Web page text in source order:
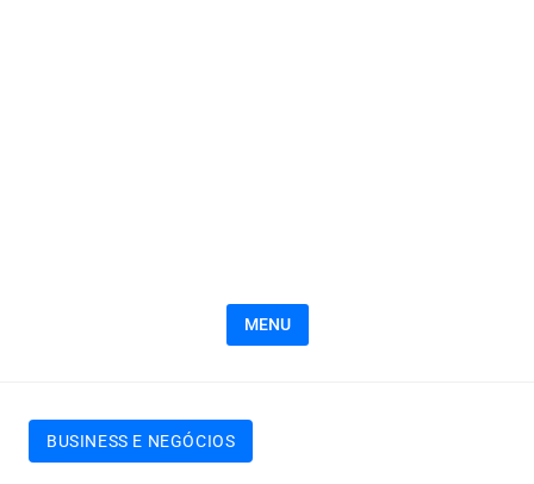
MENU
BUSINESS E NEGÓCIOS